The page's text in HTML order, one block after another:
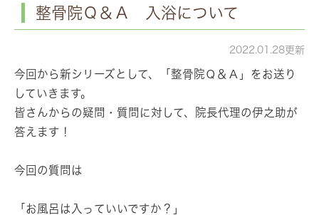
整骨院Ｑ＆Ａ 入浴について
2022.01.28更新
今回から新シリーズとして、「整骨院Ｑ＆Ａ」をお送り
していきます。
皆さんからの疑問・質問に対して、院長代理の伊之助が
答えます！
今回の質問は
「お風呂は入っていいですか？」